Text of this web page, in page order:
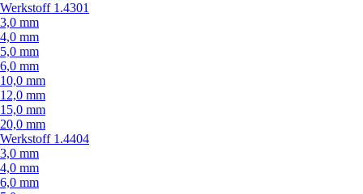
Werkstoff 1.4301
3,0 mm
4,0 mm
5,0 mm
6,0 mm
10,0 mm
12,0 mm
15,0 mm
20,0 mm
Werkstoff 1.4404
3,0 mm
4,0 mm
6,0 mm